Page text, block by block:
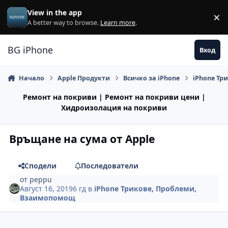
Премини към съдържанието
View in the app
A better way to browse. Learn more. ×
BG iPhone Вход
Начало Apple Продукти Всичко за iPhone iPhone
Ремонт на покриви | Ремонт на покриви цени |
Хидроизолация на покриви
Връщане на сума от Apple
Сподели
Последователи
от peppu
Август 16, 20196 гд в iPhone Трикове, Проблеми,
Взаимопомощ